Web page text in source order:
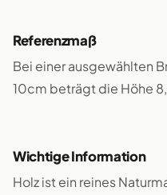
Referenzmaß
Bei einer ausgewählten
10cm beträgt die Höhe
Wichtige Information
Holz ist ein reines